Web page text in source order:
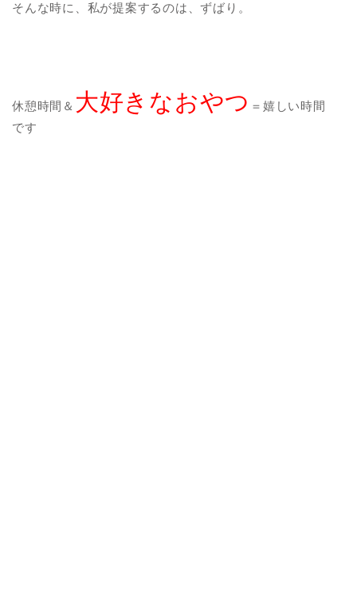
そんな時に、私が提案するのは、ずばり。
休憩時間＆ 大好きなおやつ ＝嬉しい時間
です